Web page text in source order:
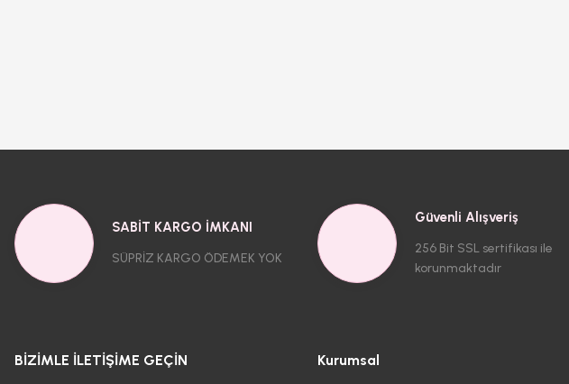
SABİT KARGO İMKANI
SÜPRİZ KARGO ÖDEMEK YOK
Güvenli Alışveriş
256 Bit SSL sertifikası ile
korunmaktadır
BİZİMLE İLETİŞİME GEÇİN Kurumsal